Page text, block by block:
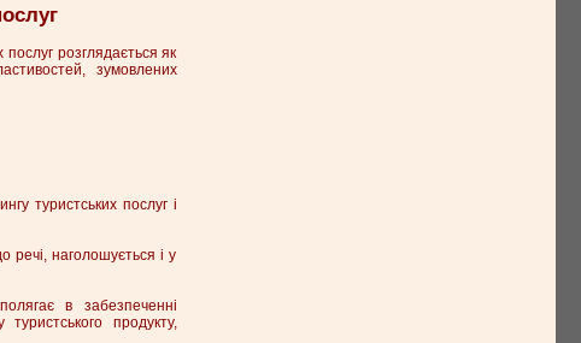
послуг розглядається як
зумовлених
туристських послуг і
речі, наголошується і у
в забезпеченні
продукту,